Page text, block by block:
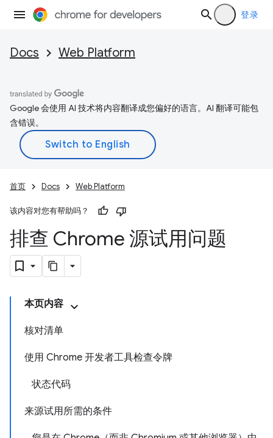
登录
Docs Web Platform
Google 会使用 AI 技术将内容翻译成您偏好的语言。AI 翻译可能包
含错误。
首页 Docs Web Platform
该内容对您有帮助吗？
排查 Chrome 源试用问题
本页内容
核对清单
使用 Chrome 开发者工具检查令牌
状态代码
来源试用所需的条件